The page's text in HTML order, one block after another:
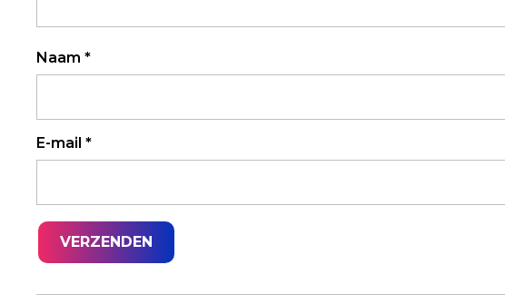
Naam *
E-mail *